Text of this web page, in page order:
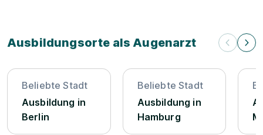
Ausbildungsorte als Augenarzt
Beliebte Stadt
Ausbildung in
Berlin
Beliebte Stadt
Ausbildung in
Hamburg